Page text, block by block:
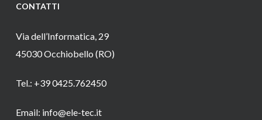
CONTATTI
Via dell’Informatica, 29
45030 Occhiobello (RO)
Tel.: +39 0425.762450
Email: info@ele-tec.it